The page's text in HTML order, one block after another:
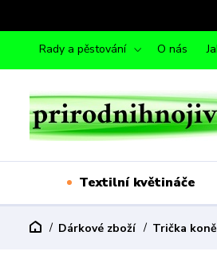
Rady a pěstování O nás
Textilní květináče
Dárkové zboží Trička koně